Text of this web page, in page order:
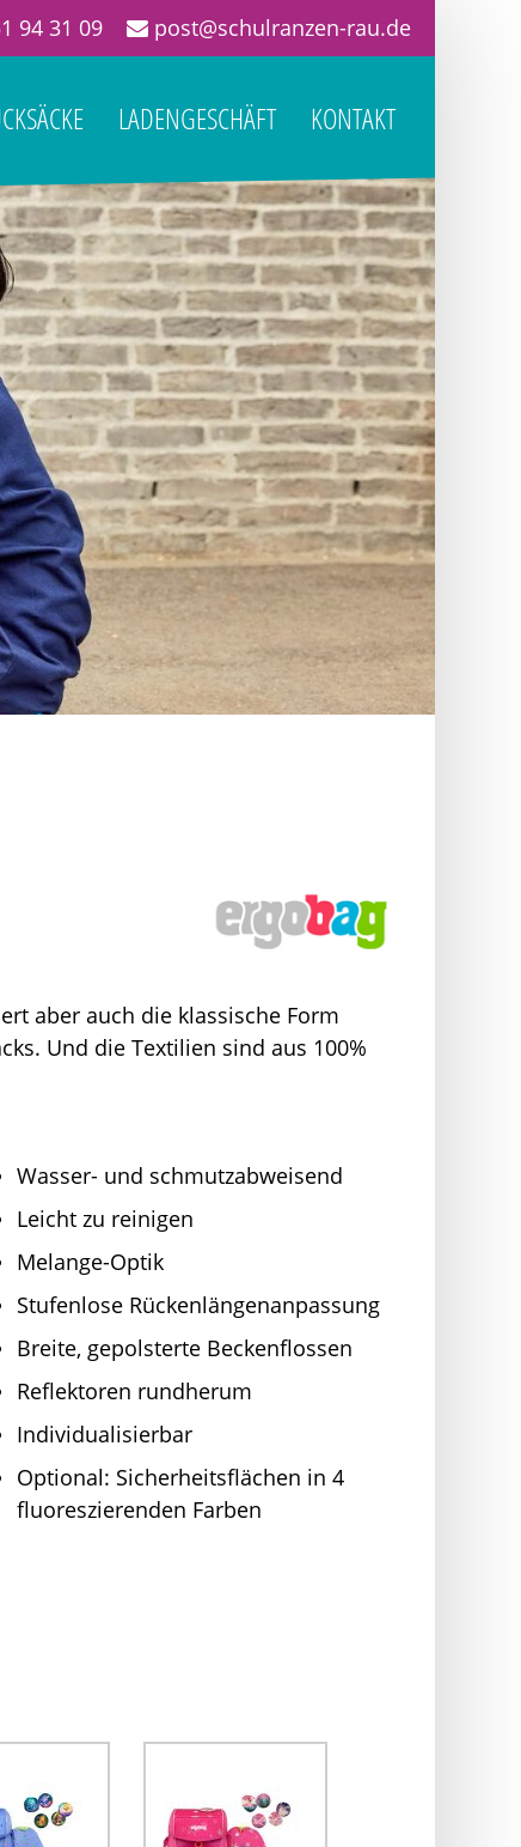
94 31 09 post@schulranzen-rau.de
LADENGESCHÄFT KONTAKT
aber auch die klassische Form
Und die Textilien sind aus 100%
Wasser- und schmutzabweisend
Leicht zu reinigen
Melange-Optik
Stufenlose Rückenlängenanpassung
Breite, gepolsterte Beckenflossen
Reflektoren rundherum
Individualisierbar
Optional: Sicherheitsflächen in 4
fluoreszierenden Farben